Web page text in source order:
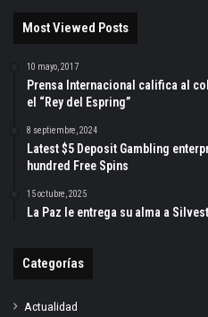
Most Viewed Posts
10 mayo, 2017
Prensa Internacional califica al
el “Rey del Espring”
8 septiembre, 2024
Latest $5 Deposit Gambling
hundred Free Spins
15 octubre, 2025
La Paz le entrega su alma a
Categorías
Actualidad